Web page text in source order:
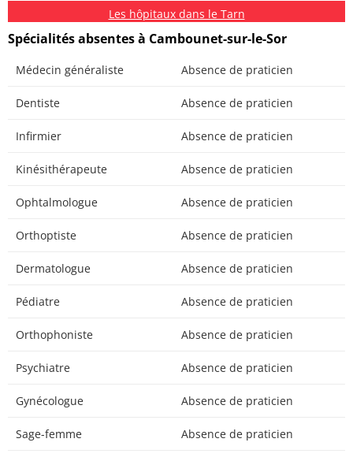
Les hôpitaux dans le Tarn
Spécialités absentes à Cambounet-sur-le-Sor
Médecin généraliste Absence de praticien
Dentiste Absence de praticien
Infirmier Absence de praticien
Kinésithérapeute Absence de praticien
Ophtalmologue Absence de praticien
Orthoptiste Absence de praticien
Dermatologue Absence de praticien
Pédiatre Absence de praticien
Orthophoniste Absence de praticien
Psychiatre Absence de praticien
Gynécologue Absence de praticien
Sage-femme Absence de praticien